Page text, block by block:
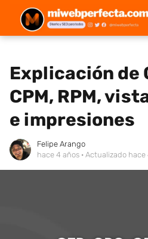
Explicación de
CPM, RPM,
e impresiones
Felipe Arango
hace 4 años · Actualizado hace